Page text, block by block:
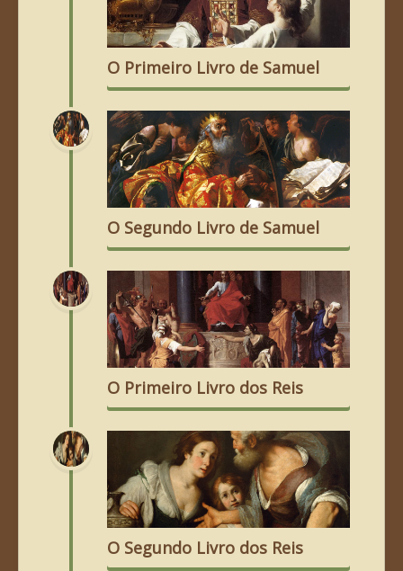
O Primeiro Livro de Samuel
O Segundo Livro de Samuel
O Primeiro Livro dos Reis
O Segundo Livro dos Reis